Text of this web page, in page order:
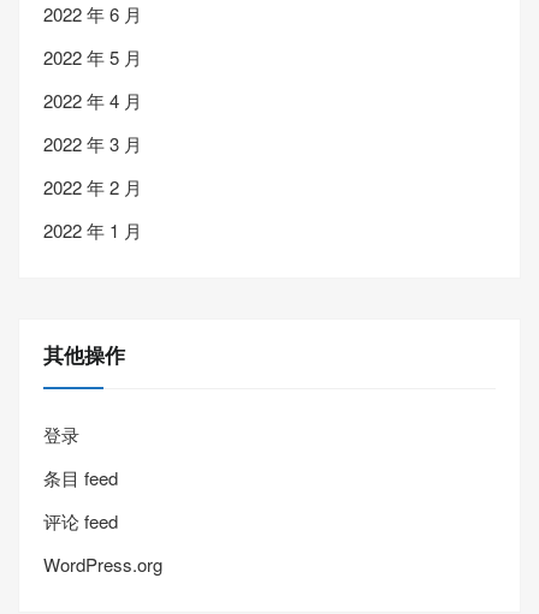
2022 年 6 月
2022 年 5 月
2022 年 4 月
2022 年 3 月
2022 年 2 月
2022 年 1 月
其他操作
登录
条目 feed
评论 feed
WordPress.org